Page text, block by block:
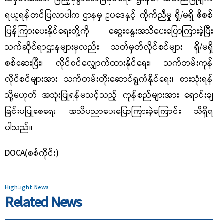
ရယူရန်တင်ပြလာပါက ဌာနမှ ဥပဒေနှင့် ကိုက်ညီမှု ရှိ/မရှိ စိစစ်
ပြန်ကြားပေးနိုင်ရေးတို့ကို ဆွေးနွေးအသိပေးပြောကြားခဲ့ပြီး
သက်ဆိုင်ရာဌာနများမှလည်း သတ်မှတ်လိုင်စင်များ ရှိ/မရှိ
စစ်ဆေးပြီး၊ လိုင်စင်လျှောက်ထားနိုင်ရေး၊ သက်တမ်းကုန်
လိုင်စင်များအား သက်တမ်းတိုးဆောင်ရွက်နိုင်ရေး၊ စားသုံးရန်
သို့မဟုတ် အသုံးပြုရန်မသင့်သည့် ကုန်စည်များအား ရောင်းချ
ခြင်းမပြုစေရေး အသိပညာပေးပြောကြားခဲ့ကြောင်း သိရှိရ
ပါသည်။
DOCA(စစ်ကိုင်း)
HighLight News
Related News